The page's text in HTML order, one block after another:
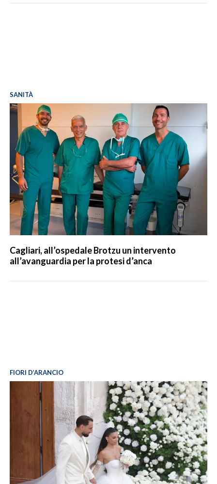
SANITÀ
Cagliari, all’ospedale Brotzu un intervento
all’avanguardia per la protesi d’anca
FIORI D’ARANCIO